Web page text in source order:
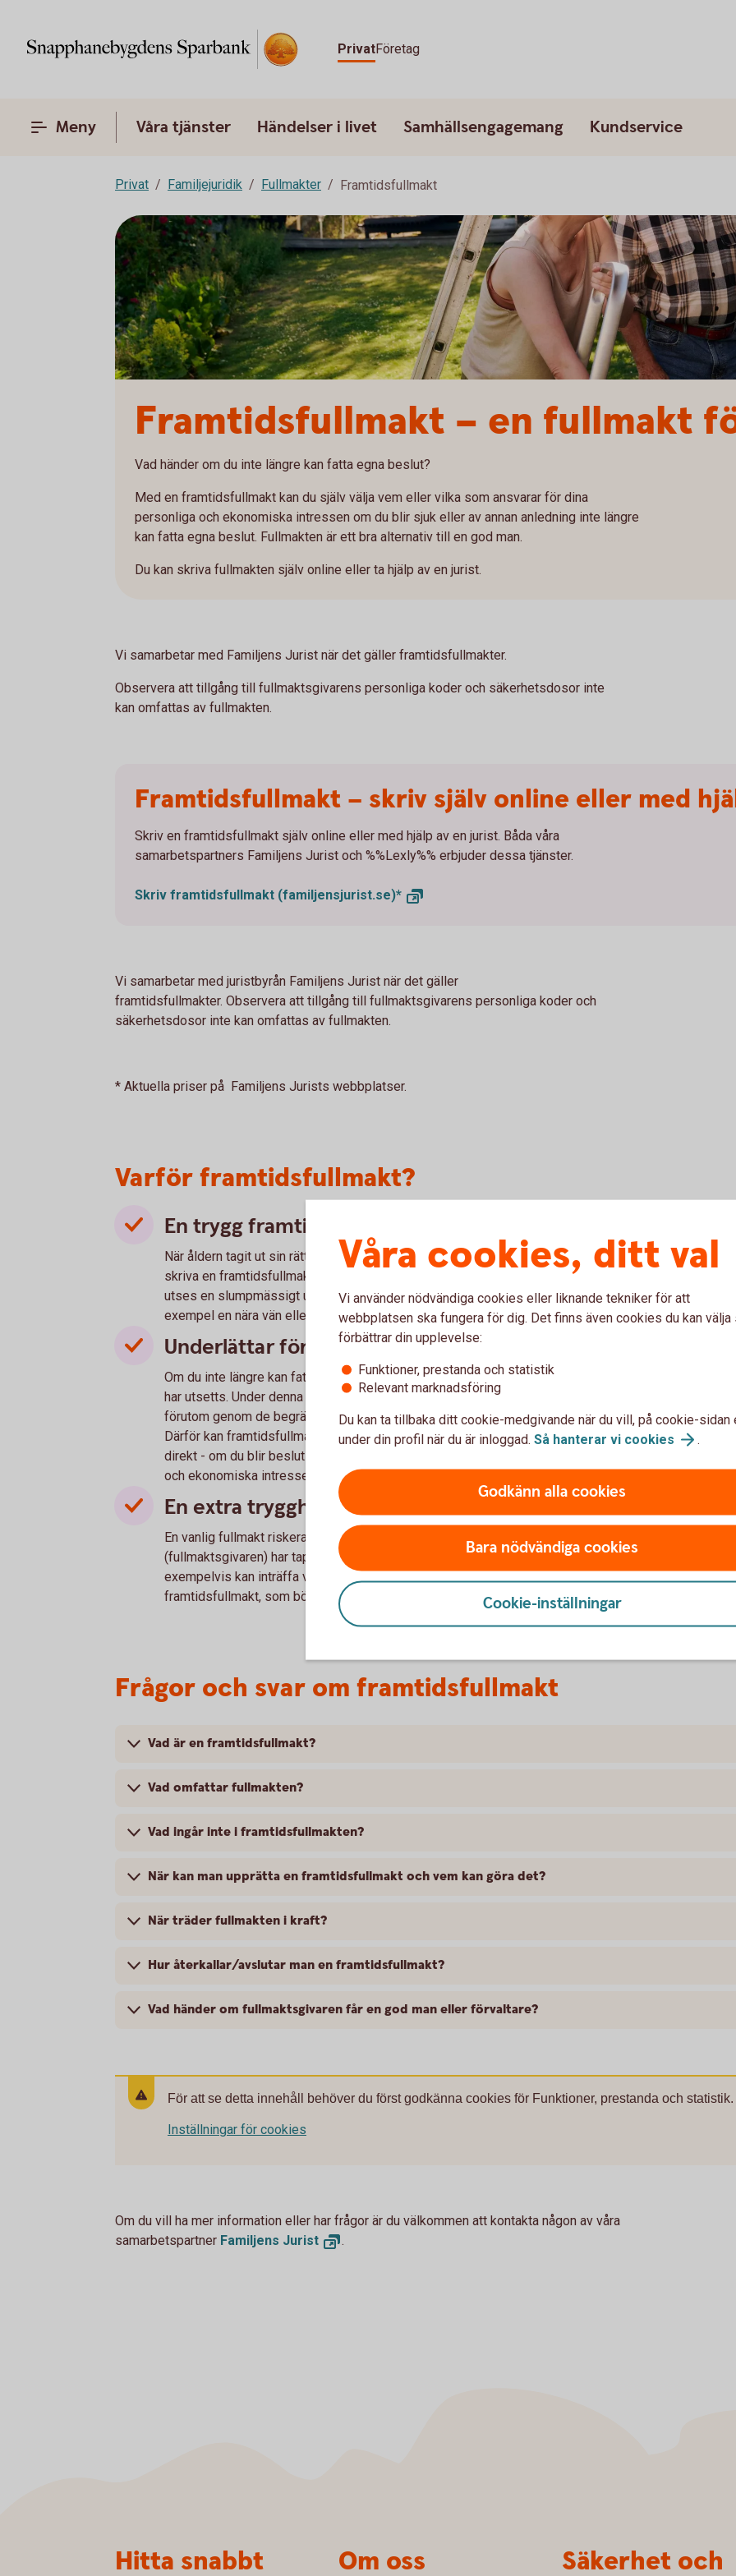
PrivatFöretag
Meny Våra tjänster Händelser i livet Samhällsengagemang Kundservice
Privat Familjejuridik Fullmakter Framtidsfullmakt
Framtidsfullmakt – en fullmakt
Vad händer om du inte längre kan fatta egna beslut?
Med en framtidsfullmakt kan du själv välja vem eller vilka som ansvarar för dina
personliga och ekonomiska intressen om du blir sjuk eller av annan anledning inte längre
kan fatta egna beslut. Fullmakten är ett bra alternativ till en god man.
Du kan skriva fullmakten själv online eller ta hjälp av en jurist.
Vi samarbetar med Familjens Jurist när det gäller framtidsfullmakter.
Observera att tillgång till fullmaktsgivarens personliga koder och säkerhetsdosor inte
kan omfattas av fullmakten.
Framtidsfullmakt – skriv själv online eller med
Skriv en framtidsfullmakt själv online eller med hjälp av en jurist. Båda våra
samarbetspartners Familjens Jurist och %%Lexly%% erbjuder dessa tjänster.
Skriv framtidsfullmakt (familjensjurist.se)*
Vi samarbetar med juristbyrån Familjens Jurist när det gäller
framtidsfullmakter. Observera att tillgång till fullmaktsgivarens personliga koder och
säkerhetsdosor inte kan omfattas av fullmakten.
* Aktuella priser på Familjens Jurists webbplatser.
Varför framtidsfullmakt?
En trygg framtid
När åldern tagit ut sin rätt eller om en olycka inträffar, kan det vara för sent. Genom att
skriva en framtidsfullmakt tar du kontroll över din framtid och undviker du risken att det
utses en slumpmässigt utvald god man. Du kan istället själv välja någon du litar på, till
exempel en nära vän eller anhörig.
Underlättar för familjen
Om du inte längre kan fatta egna beslut kan det ta tid innan en en god man eller förvaltare
har utsetts. Under denna tid står anhöriga ofta utan rättsliga möjligheter att hjälpa dig,
förutom genom de begränsade möjligheterna som finns i lag om anhörigbehörighet.
Därför kan framtidsfullmakten innebära en trygghet även för dina anhöriga. Då vet de
direkt - om du blir beslutsoförmögen - vem eller vilka som har ansvar för dina personliga
och ekonomiska intressen. Behovet av en god man eller förvaltare upphör ofta helt.
En extra trygghet
En vanlig fullmakt riskerar att förlora sin giltighet om den som givit fullmakten
(fullmaktsgivaren) har tappat sin förmåga att fatta självständiga beslut. Något som
exempelvis kan inträffa vid demens. Därför är det klokt att gardera sig med en
framtidsfullmakt, som börjar gälla när du inte längre är kapabel att fatta beslut.
Frågor och svar om framtidsfullmakt
Vad är en framtidsfullmakt?
Vad omfattar fullmakten?
Vad ingår inte i framtidsfullmakten?
När kan man upprätta en framtidsfullmakt och vem kan göra det?
När träder fullmakten i kraft?
Hur återkallar/avslutar man en framtidsfullmakt?
Vad händer om fullmaktsgivaren får en god man eller förvaltare?
För att se detta innehåll behöver du först godkänna cookies för Funktioner, prestanda och statistik.
Inställningar för cookies
Om du vill ha mer information eller har frågor är du välkommen att kontakta någon av våra
samarbetspartner Familjens Jurist .
Våra cookies, ditt val
Vi använder nödvändiga cookies eller liknande tekniker för att
webbplatsen ska fungera för dig. Det finns även cookies du kan välja
förbättrar din upplevelse:
Funktioner, prestanda och statistik
Relevant marknadsföring
Du kan ta tillbaka ditt cookie-medgivande när du vill, på cookie-sidan
under din profil när du är inloggad. Så hanterar vi cookies .
Godkänn alla cookies
Bara nödvändiga cookies
Cookie-inställningar
Hitta snabbt Om oss Säkerhet och